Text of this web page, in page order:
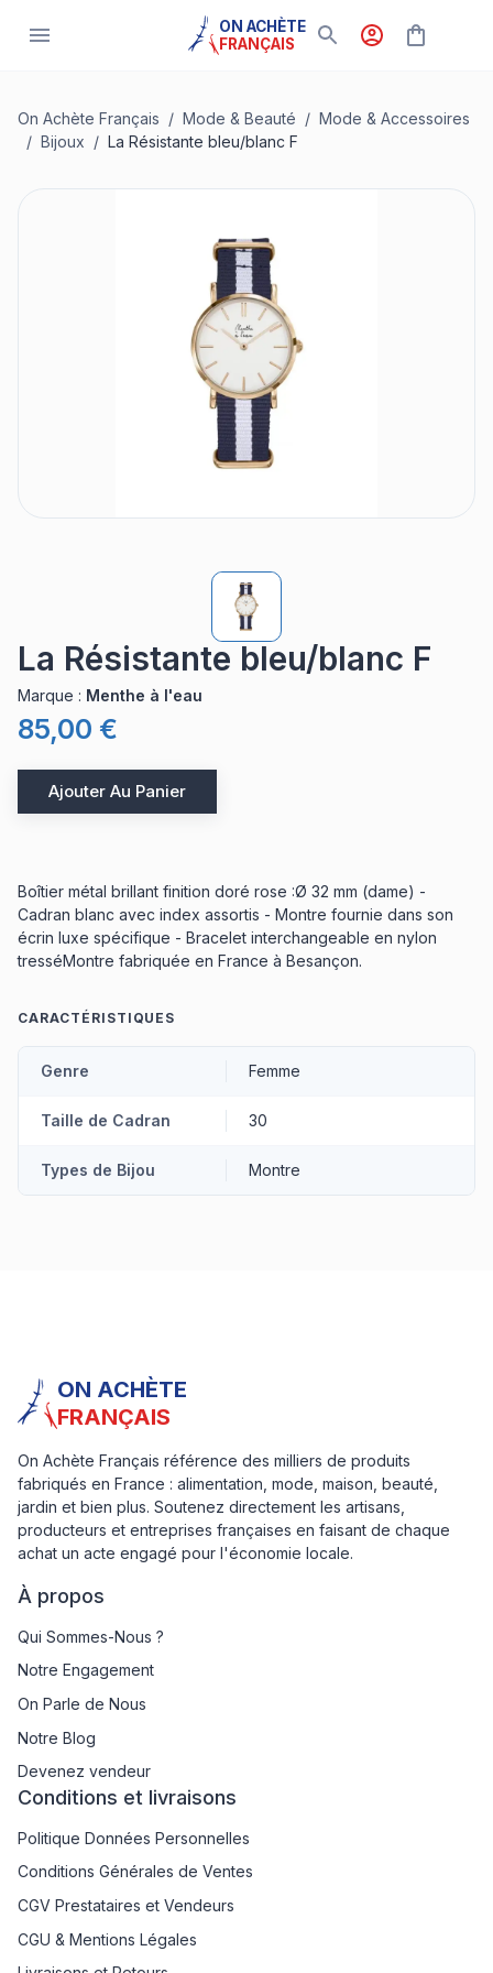
ON ACHÈTE
FRANÇAIS
On Achète Français / Mode & Beauté / Mode & Accessoires
/ Bijoux / La Résistante bleu/blanc F
La Résistante bleu/blanc F
Marque : Menthe à l'eau
85,00 €
Ajouter Au Panier
Boîtier métal brillant finition doré rose :Ø 32 mm (dame) -
Cadran blanc avec index assortis - Montre fournie dans son
écrin luxe spécifique - Bracelet interchangeable en nylon
tresséMontre fabriquée en France à Besançon.
CARACTÉRISTIQUES
Genre Femme
Taille de Cadran 30
Types de Bijou Montre
ON ACHÈTE
FRANÇAIS
On Achète Français référence des milliers de produits
fabriqués en France : alimentation, mode, maison, beauté,
jardin et bien plus. Soutenez directement les artisans,
producteurs et entreprises françaises en faisant de chaque
achat un acte engagé pour l'économie locale.
À propos
Qui Sommes-Nous ?
Notre Engagement
On Parle de Nous
Notre Blog
Devenez vendeur
Conditions et livraisons
Politique Données Personnelles
Conditions Générales de Ventes
CGV Prestataires et Vendeurs
CGU & Mentions Légales